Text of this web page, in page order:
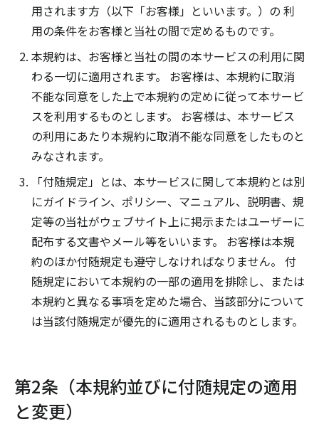
用されます方（以下「お客様」といいます。）の 利
用の条件をお客様と当社の間で定めるものです。
本規約は、お客様と当社の間の本サービスの利用に関
わる一切に適用されます。 お客様は、本規約に取消
不能な同意をした上で本規約の定めに従って本サービ
スを利用するものとします。 お客様は、本サービス
の利用にあたり本規約に取消不能な同意をしたものと
みなされます。
「付随規定」とは、本サービスに関して本規約とは別
にガイドライン、ポリシー、マニュアル、説明書、規
定等の当社がウェブサイト上に掲示またはユーザーに
配布する文書やメール等をいいます。 お客様は本規
約のほか付随規定も遵守しなければなりません。 付
随規定において本規約の一部の適用を排除し、または
本規約と異なる事項を定めた場合、当該部分について
は当該付随規定が優先的に適用されるものとします。
第2条（本規約並びに付随規定の適用
と変更）